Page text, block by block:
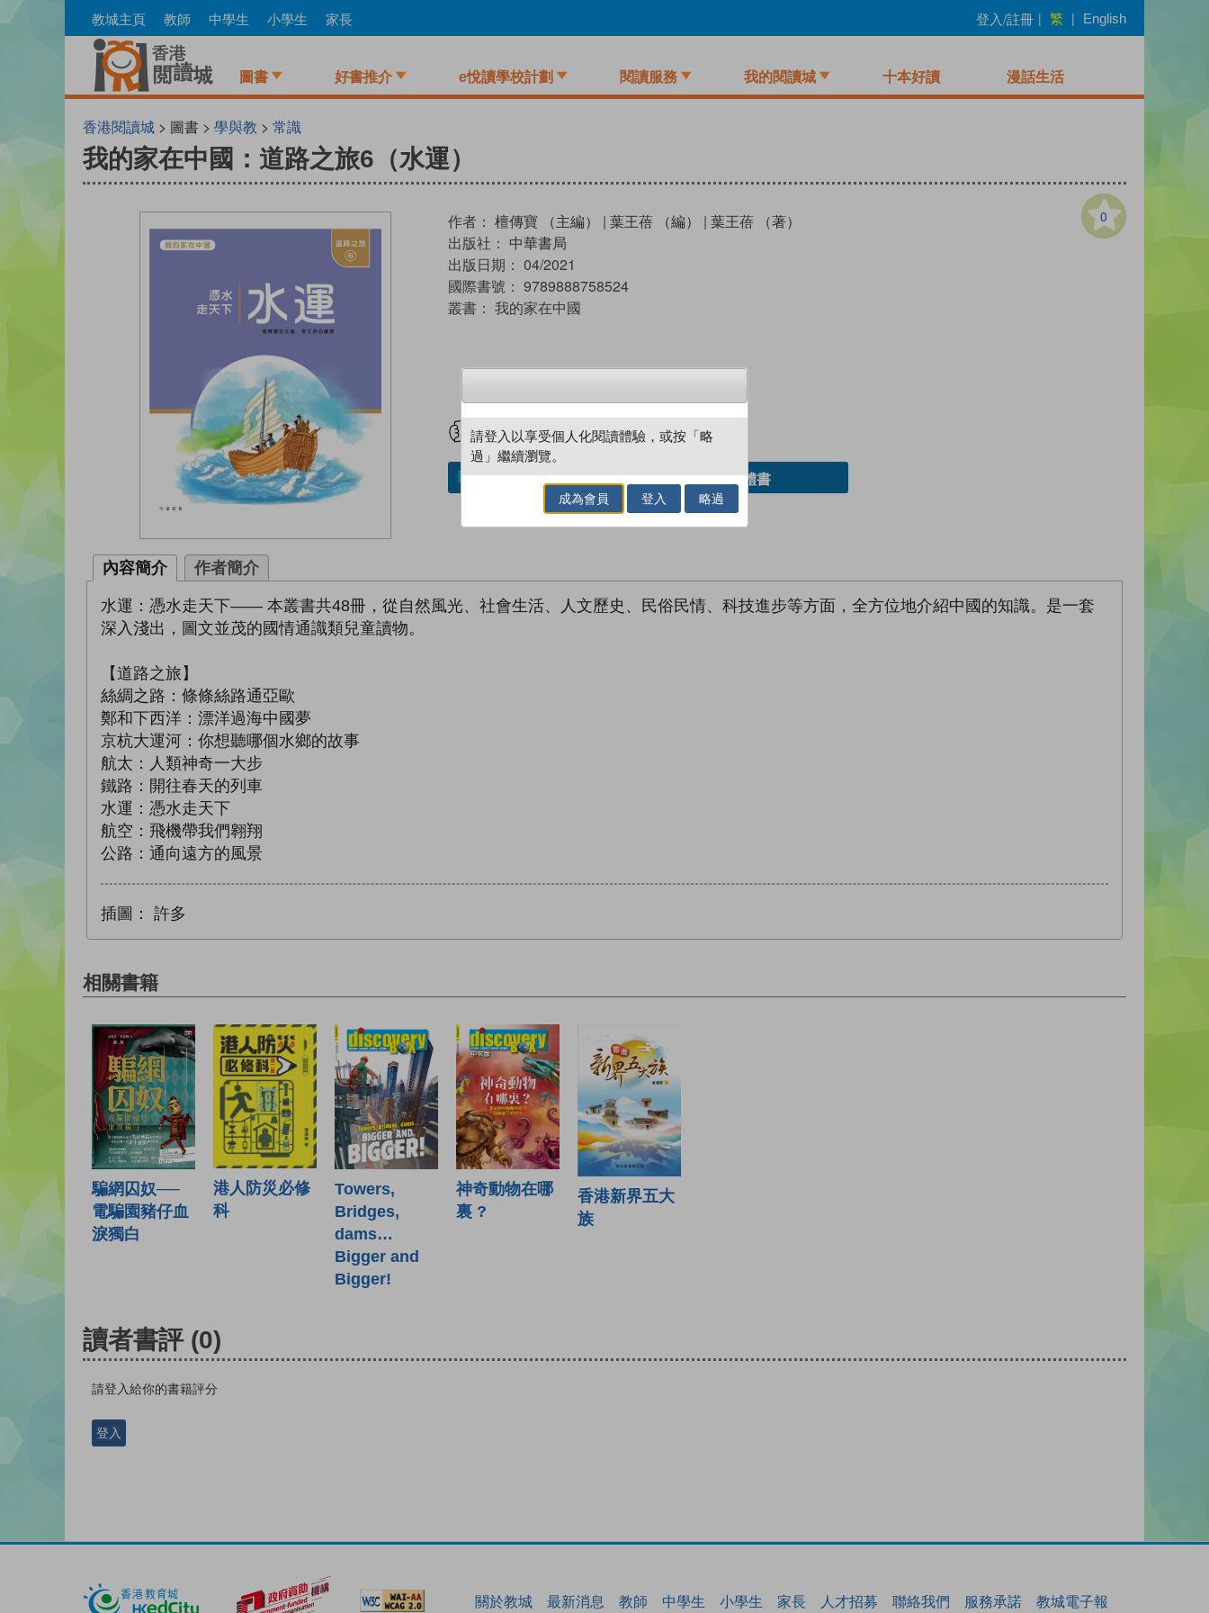
to
教城主頁 教師 中學生 小學生 家長 登入/註冊 | 繁 | English
圖書 好書推介 e悅讀學校計劃 閱讀服務 我的閱讀城 十本好讀 漫話生活
香港閱讀城 > 圖書 > 學與教 > 常識
我的家在中國：道路之旅6（水運）
0
作者： 檀傳寶 （主編） | 葉王蓓 （編） | 葉王蓓 （著）
出版社： 中華書局
出版日期： 04/2021
國際書號： 9789888758524
叢書： 我的家在中國
試閲 加入閱讀紀錄
加入／閱讀電子書 借閱實體書
內容簡介 作者簡介
水運：憑水走天下—— 本叢書共48冊，從自然風光、社會生活、人文歷史、民俗民情、科技進步等方面，全方位地介紹中國的知識。是一套
深入淺出，圖文並茂的國情通識類兒童讀物。
【道路之旅】
絲綢之路：條條絲路通亞歐
鄭和下西洋：漂洋過海中國夢
京杭大運河：你想聽哪個水鄉的故事
航太：人類神奇一大步
鐵路：開往春天的列車
水運：憑水走天下
航空：飛機帶我們翱翔
公路：通向遠方的風景
插圖： 許多
相關書籍
騙網囚奴──
電騙園豬仔血
淚獨白
港人防災必修
科
Towers,
Bridges,
dams…
Bigger and
Bigger!
神奇動物在哪
裏 ?
香港新界五大
族
讀者書評 (0)
請登入給你的書籍評分
登入
關於教城 最新消息 教師 中學生 小學生 家長 人才招募 聯絡我們 服務承諾 教城電子報
請登入以享受個人化閱讀體驗，或按「略
過」繼續瀏覽。
成為會員 登入 略過